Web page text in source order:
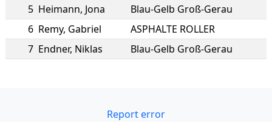
5 Heimann, Jona
Blau-Gelb Groß-Gerau
6 Remy, Gabriel
ASPHALTE ROLLER
7 Endner, Niklas Blau-Gelb Groß-Gerau
Report error